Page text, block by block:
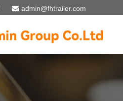
admin@fhtrailer.com